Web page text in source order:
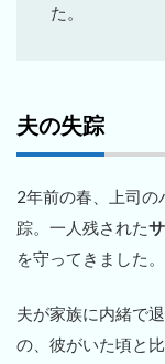
た。
夫の失踪
2年前の春、上司の
踪。一人残された
を守ってきました。
夫が家族に内緒で
の、彼がいた頃と